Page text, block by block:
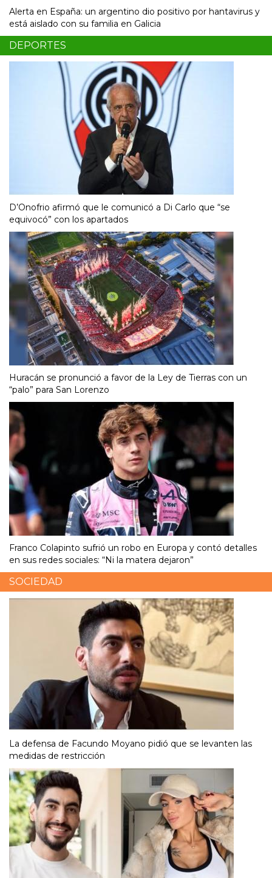
Alerta en España: un argentino dio positivo por hantavirus y
está aislado con su familia en Galicia
DEPORTES
D’Onofrio afirmó que le comunicó a Di Carlo que “se
equivocó” con los apartados
Huracán se pronunció a favor de la Ley de Tierras con un
“palo” para San Lorenzo
Franco Colapinto sufrió un robo en Europa y contó detalles
en sus redes sociales: “Ni la matera dejaron”
SOCIEDAD
La defensa de Facundo Moyano pidió que se levanten las
medidas de restricción